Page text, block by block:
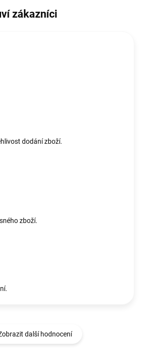
dodání zboží.
zboží.
další hodnocení